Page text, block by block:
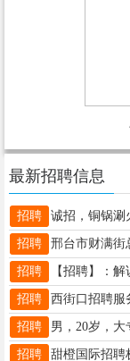
最新招聘信息
招聘
招聘
招聘
招聘
招聘
招聘